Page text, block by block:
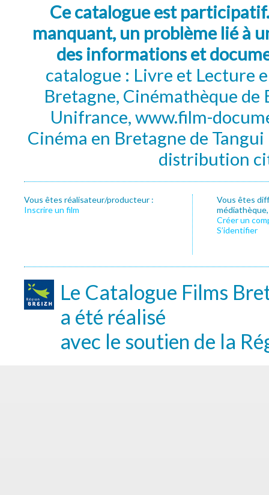
Ce catalogue est
manquant, un problème lié à
des informations et
catalogue : Livre et Lecture
Bretagne, Cinémathèque de
Unifrance, www.film-
Cinéma en Bretagne de
distribution
Vous êtes réalisateur/producteur :
Inscrire un film
Vous êtes
Créer un
S’identifier
Le Catalogue Films
a été réalisé
avec le soutien de la